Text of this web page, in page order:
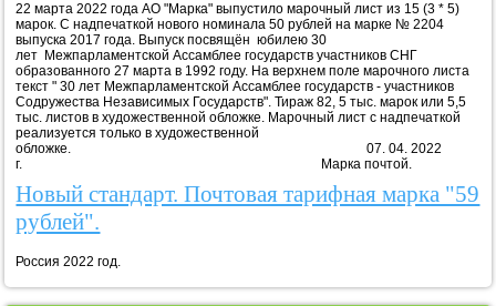
22 марта 2022 года АО "Марка" выпустило марочный лист из 15 (3 * 5)
марок. С надпечаткой нового номинала 50 рублей на марке № 2204
выпуска 2017 года. Выпуск посвящён юбилею 30
лет Межпарламентской Ассамблее государств участников СНГ
образованного 27 марта в 1992 году. На верхнем поле марочного листа
текст " 30 лет Межпарламентской Ассамблее государств - участников
Содружества Независимых Государств". Тираж 82, 5 тыс. марок или 5,5
тыс. листов в художественной обложке. Марочный лист с надпечаткой
реализуется только в художественной
обложке. 07. 04. 2022
г. Марка почтой.
Новый стандарт. Почтовая тарифная марка "59
рублей".
Россия 2022 год.